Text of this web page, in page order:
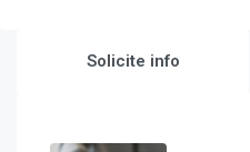
Solicite info